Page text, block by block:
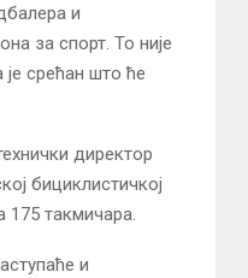
и
за спорт. То није
срећан што ће
директор
бициклистичкој
175 такмичара.
и